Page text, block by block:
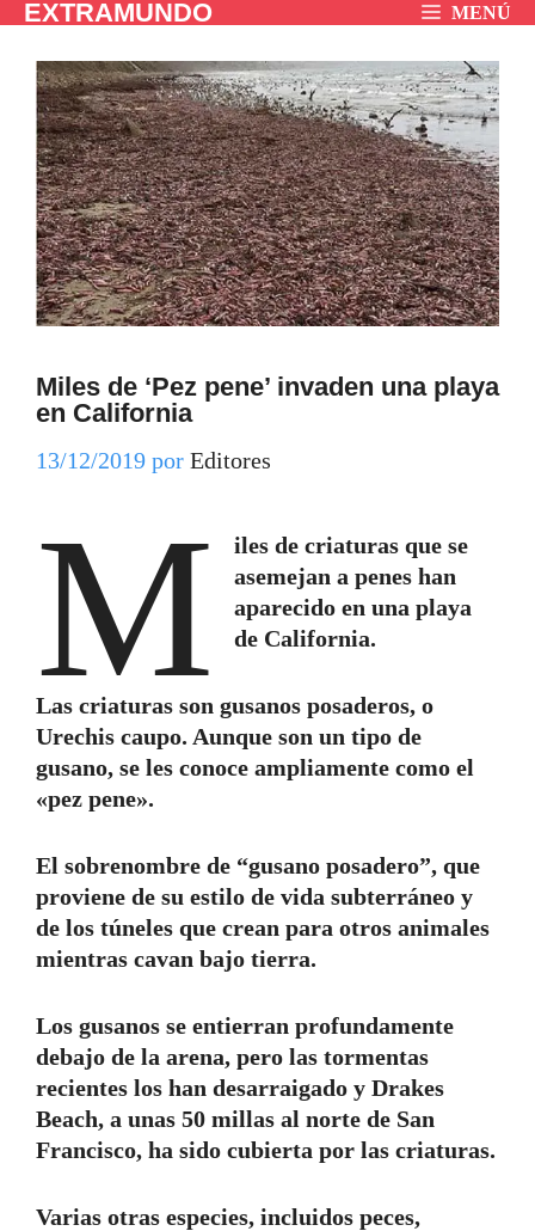
Saltar
contenido
EXTRAMUNDO MENÚ
Miles de ‘Pez pene’ invaden una playa
en California
13/12/2019 por Editores
M
iles de criaturas que se
asemejan a penes han
aparecido en una playa
de California.
Las criaturas son gusanos posaderos, o
Urechis caupo. Aunque son un tipo de
gusano, se les conoce ampliamente como el
«pez pene».
El sobrenombre de “gusano posadero”, que
proviene de su estilo de vida subterráneo y
de los túneles que crean para otros animales
mientras cavan bajo tierra.
Los gusanos se entierran profundamente
debajo de la arena, pero las tormentas
recientes los han desarraigado y Drakes
Beach, a unas 50 millas al norte de San
Francisco, ha sido cubierta por las criaturas.
Varias otras especies, incluidos peces,